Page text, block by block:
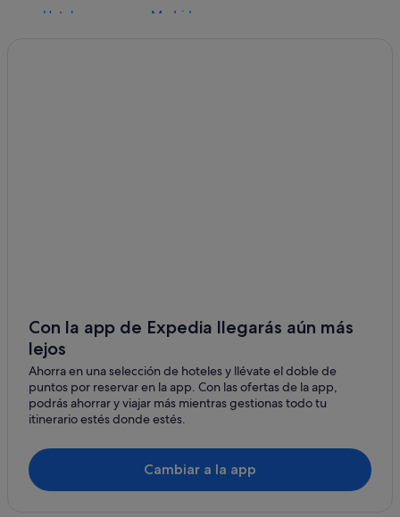
Hoteles con spa en Madrid
Hoteles en la playa en Madrid
Hoteles de aventura en Comunidad de Madrid
Hoteles cerca de Plaza de la Platería de Martínez
Moteles en Madrid
Hoteles cerca de Gran Vía
Distrito Centro de Madrid hoteles
Con la app de Expedia llegarás aún más
lejos
Ahorra en una selección de hoteles y llévate el doble de
puntos por reservar en la app. Con las ofertas de la app,
podrás ahorrar y viajar más mientras gestionas todo tu
itinerario estés donde estés.
Cambiar a la app